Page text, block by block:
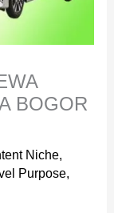
BOGOR
Niche,
Purpose,